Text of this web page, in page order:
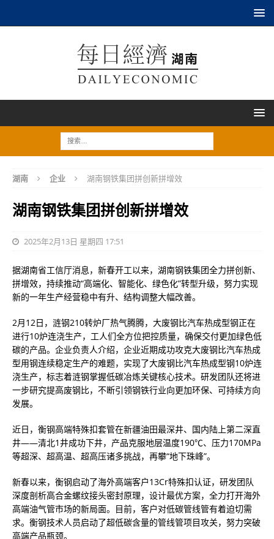
湖南 企业 湖南钢铁集团拼创新拼增效
湖南钢铁集团拼创新拼增效
2025年2月13日 星期四 17:51
据湖南省工信厅消息，新春开工以来，湖南钢铁集团全力拼创新、
拼增效，持续推动“高端化、智能化、绿色化”转型升级，努力实现
新的一年生产经营稳中有升、结构调整大幅改善。
2月12日，涟钢210转炉厂热气腾腾，大废钢比汽车热成型钢正在
进行10炉连浇生产，工人们全方位把控质量，确保交付更加绿色低
碳的产品。企业负责人介绍，企业近期成功攻克大废钢比汽车热成
型用钢连续稳定生产的难题，实现了大废钢比汽车热成型钢10炉连
浇生产，标志着涟钢掌握低碳冶炼关键核心技术。研发团队还将进
一步研究提高废钢比，不断引领钢铁行业向更加环保、可持续方向
发展。
近日，衡钢高端特殊扣套管在新疆油田最深井、国内陆上第二深直
井——清北1井成功下井，产品克服地层温度190℃、压力170MPa
等超深、超高温、超高压诸多挑战，再攀“地下珠峰”。
新春以来，衡钢启动了海外高端客户13Cr特殊扣认证，研发团队
深度剖析高合金螺纹接头密封原理，设计最优方案，全力打开海外
高端油气管市场的新局面。目前，客户对低碳管线管有着迫切需
求。衡钢技术人员启动了超低碳含量的管线管项目攻关，努力突破
高端产品瓶颈。